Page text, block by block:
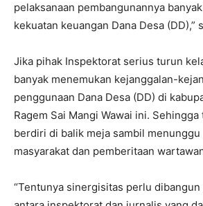
pelaksanaan pembangunannya
kekuatan keuangan Dana Desa (DD),”
Jika pihak Inspektorat serius turun
banyak menemukan kejanggalan-
penggunaan Dana Desa (DD) di
Ragem Sai Mangi Wawai ini.
berdiri di balik meja sambil menunggu
masyarakat dan pemberitaan
“Tentunya sinergisitas perlu